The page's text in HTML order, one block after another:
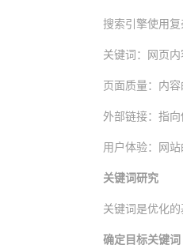
搜索引擎使用
关键词：网页
页面质量：内
外部链接：指向
用户体验：网站
关键词研究
关键词是优化的
确定目标关键词